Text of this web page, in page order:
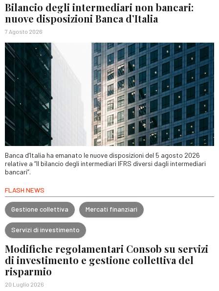
Bilancio degli intermediari non bancari:
nuove disposizioni Banca d’Italia
7 Agosto 2026
Banca d’Italia ha emanato le nuove disposizioni del 5 agosto 2026
relative a “Il bilancio degli intermediari IFRS diversi dagli intermediari
bancari”.
FLASH NEWS
Gestione collettiva Mercati finanziari
Servizi di investimento
Modifiche regolamentari Consob su servizi
di investimento e gestione collettiva del
risparmio
20 Luglio 2026